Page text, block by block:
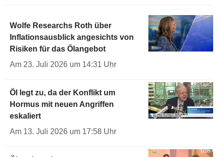
Wolfe Researchs Roth über
Inflationsausblick angesichts von
Risiken für das Ölangebot
Am 23. Juli 2026 um 14:31 Uhr
Öl legt zu, da der Konflikt um
Hormus mit neuen Angriffen
eskaliert
Am 13. Juli 2026 um 17:58 Uhr